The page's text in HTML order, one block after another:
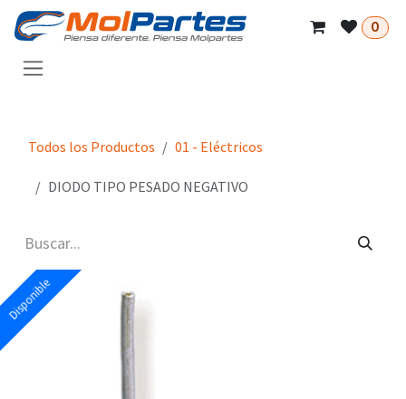
Ir al contenido
0
Todos los Productos 01 - Eléctricos
DIODO TIPO PESADO NEGATIVO
Disponible
Disponible